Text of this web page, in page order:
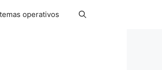
operativos